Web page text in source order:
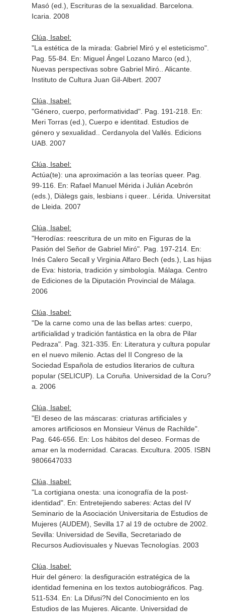
Masó (ed.), Escrituras de la sexualidad . Barcelona.
Icaria. 2008
Clúa, Isabel:
"La estética de la mirada: Gabriel Miró y el esteticismo".
Pag. 55-84. En: Miguel Ángel Lozano Marco (ed.),
Nuevas perspectivas sobre Gabriel Miró.
. Alicante.
Instituto de Cultura Juan Gil-Albert. 2007
Clúa, Isabel:
"Género, cuerpo, performatividad". Pag. 191-218. En:
Meri Torras (ed.), Cuerpo e identitad. Estudios de
género y sexualidad.
. Cerdanyola del Vallés. Edicions
UAB. 2007
Clúa, Isabel:
Actúa(te): una aproximación a las teorías queer. Pag.
99-116. En: Rafael Manuel Mérida i Julián Acebrón
(eds.), Diàlegs gais, lesbians i queer.
. Lérida. Universitat
de Lleida. 2007
Clúa, Isabel:
"Herodías: reescritura de un mito en Figuras de la
Pasión del Señor de Gabriel Miró". Pag. 197-214. En:
Inés Calero Secall y Virginia Alfaro Bech (eds.), Las hijas
de Eva: historia, tradición y simbología . Málaga. Centro
de Ediciones de la Diputación Provincial de Málaga.
2006
Clúa, Isabel:
"De la carne como una de las bellas artes: cuerpo,
artificialidad y tradición fantástica en la obra de Pilar
Pedraza". Pag. 321-335. En: Literatura y cultura popular
en el nuevo milenio. Actas del II Congreso de la
Sociedad Española de estudios literarios de cultura
popular (SELICUP) . La Coruña. Universidad de la Coru?
a. 2006
Clúa, Isabel:
"El deseo de las máscaras: criaturas artificiales y
amores artificiosos en Monsieur Vénus de Rachilde".
Pag. 646-656. En: Los hábitos del deseo. Formas de
amar en la modernidad . Caracas. Excultura. 2005. ISBN
9806647033
Clúa, Isabel:
"La cortigiana onesta: una iconografía de la post-
identidad". En: Entretejiendo saberes: Actas del IV
Seminario de la Asociación Universitaria de Estudios de
Mujeres (AUDEM), Sevilla 17 al 19 de octubre de 2002
Sevilla: Universidad de Sevilla, Secretariado de
Recursos Audiovisuales y Nuevas Tecnologías. 2003
Clúa, Isabel:
Huir del género: la desfiguración estratégica de la
identidad femenina en los textos autobiográficos. Pag.
511-534. En: La Difusi?N del Conocimiento en los
Estudios de las Mujeres. Alicante. Universidad de